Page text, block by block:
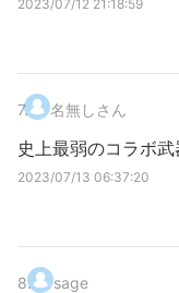
2023/07/12 21:18:59
7. 名無しさん
史上最弱のコラボ
2023/07/13 06:37:20
8. sage